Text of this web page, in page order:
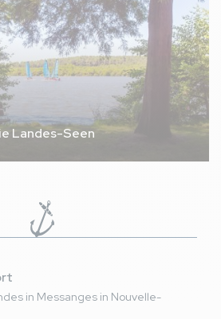
Landes-Seen
in Messanges in Nouvelle-